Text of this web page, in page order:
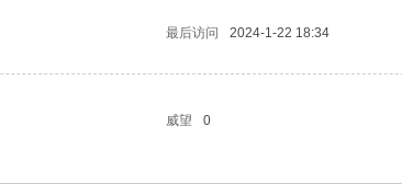
最后访问 2024-1-22 18:34
威望 0